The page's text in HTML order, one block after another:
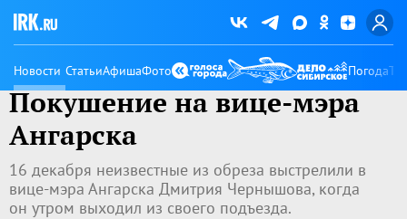
Новости СтатьиАфишаФото Погода
Покушение на вице-мэра
Ангарска
16 декабря неизвестные из обреза выстрелили в
вице-мэра Ангарска Дмитрия Чернышова, когда
он утром выходил из своего подъезда.